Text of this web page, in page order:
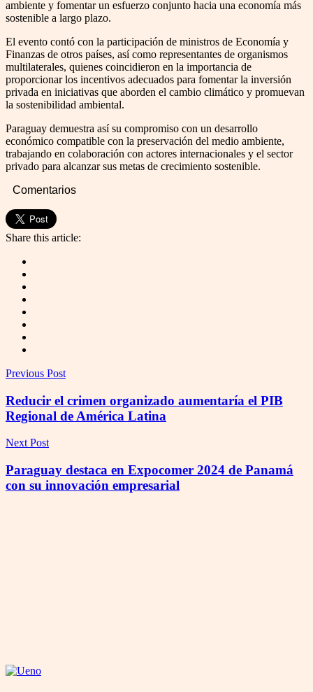
ambiente y fomentar un esfuerzo conjunto hacia una economía más
sostenible a largo plazo.
El evento contó con la participación de ministros de Economía y
Finanzas de otros países, así como representantes de organismos
multilaterales, quienes coincidieron en la importancia de
proporcionar los incentivos adecuados para fomentar la inversión
privada en iniciativas que aborden el cambio climático y promuevan
la sostenibilidad ambiental.
Paraguay demuestra así su compromiso con un desarrollo
económico compatible con la preservación del medio ambiente,
trabajando en colaboración con actores internacionales y el sector
privado para alcanzar sus metas de crecimiento sostenible.
Comentarios
Share this article:
Previous Post
Reducir el crimen organizado aumentaría el PIB
Regional de América Latina
Next Post
Paraguay destaca en Expocomer 2024 de Panamá
con su innovación empresarial